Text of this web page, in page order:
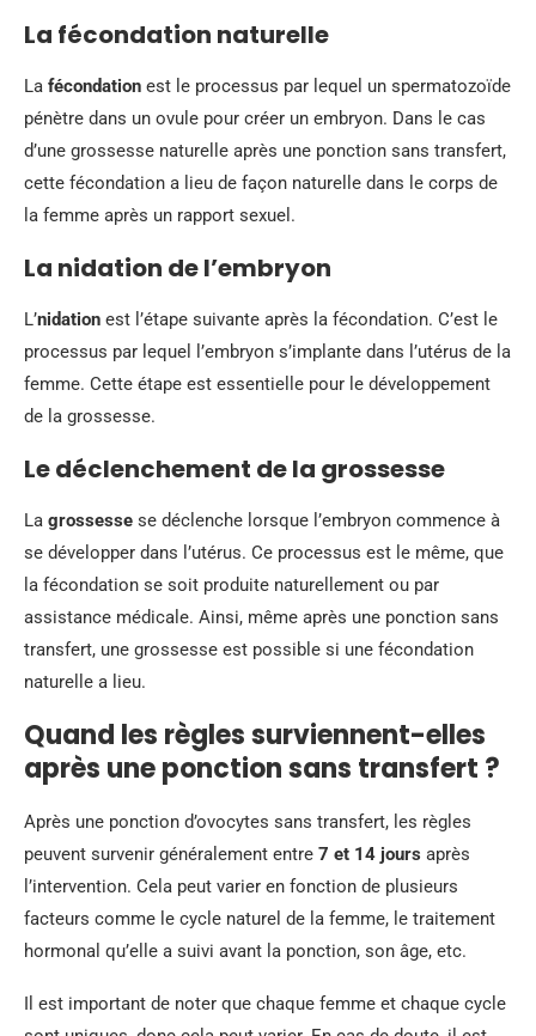
La fécondation naturelle
La fécondation est le processus par lequel un spermatozoïde
pénètre dans un ovule pour créer un embryon. Dans le cas
d’une grossesse naturelle après une ponction sans transfert,
cette fécondation a lieu de façon naturelle dans le corps de
la femme après un rapport sexuel.
La nidation de l’embryon
L’nidation est l’étape suivante après la fécondation. C’est le
processus par lequel l’embryon s’implante dans l’utérus de la
femme. Cette étape est essentielle pour le développement
de la grossesse.
Le déclenchement de la grossesse
La grossesse se déclenche lorsque l’embryon commence à
se développer dans l’utérus. Ce processus est le même, que
la fécondation se soit produite naturellement ou par
assistance médicale. Ainsi, même après une ponction sans
transfert, une grossesse est possible si une fécondation
naturelle a lieu.
Quand les règles surviennent-elles
après une ponction sans transfert ?
Après une ponction d’ovocytes sans transfert, les règles
peuvent survenir généralement entre 7 et 14 jours après
l’intervention. Cela peut varier en fonction de plusieurs
facteurs comme le cycle naturel de la femme, le traitement
hormonal qu’elle a suivi avant la ponction, son âge, etc.
Il est important de noter que chaque femme et chaque cycle